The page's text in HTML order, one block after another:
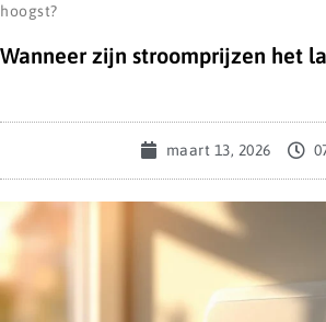
hoogst?
Wanneer zijn stroomprijzen het
maart 13, 2026